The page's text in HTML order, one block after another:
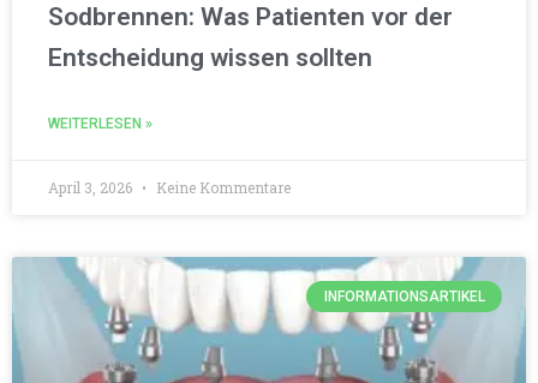
Sodbrennen: Was Patienten vor der
Entscheidung wissen sollten
WEITERLESEN »
April 3, 2026 Keine Kommentare
INFORMATIONSARTIKEL